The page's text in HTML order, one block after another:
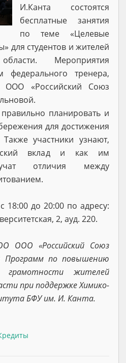
И.Канта состоятся
бесплатные занятия
по теме «Целевые
для студентов и жителей
Мероприятия
федерального тренера,
ООО «Российский Союз
планировать и
для достижения
участники узнают,
вклад и как им
отличия между
18:00 до 20:00 по адресу:
2, ауд. 220.
ООО «Российский Союз
Программ по повышению
грамотности жителей
при поддержке Химико-
БФУ им. И. Канта.